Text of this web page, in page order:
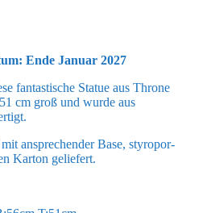
Ende Januar 2027
fantastische Statue aus Throne
cm groß und wurde aus
ansprechender Base, styropor-
Karton geliefert.